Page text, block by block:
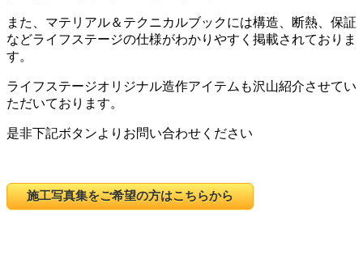
また、マテリアル＆テクニカルブックには構造、断熱、保証
などライフステージの仕様がわかりやすく掲載されておりま
す。
ライフステージオリジナル造作アイテムも沢山紹介させてい
ただいております。
是非下記ボタンよりお問い合わせください
施工写真集をご希望の方はこちらから